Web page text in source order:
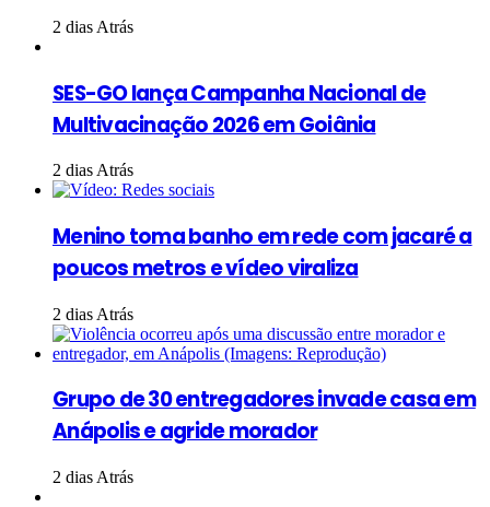
2 dias Atrás
SES-GO lança Campanha Nacional de
Multivacinação 2026 em Goiânia
2 dias Atrás
Menino toma banho em rede com jacaré a
poucos metros e vídeo viraliza
2 dias Atrás
Grupo de 30 entregadores invade casa em
Anápolis e agride morador
2 dias Atrás